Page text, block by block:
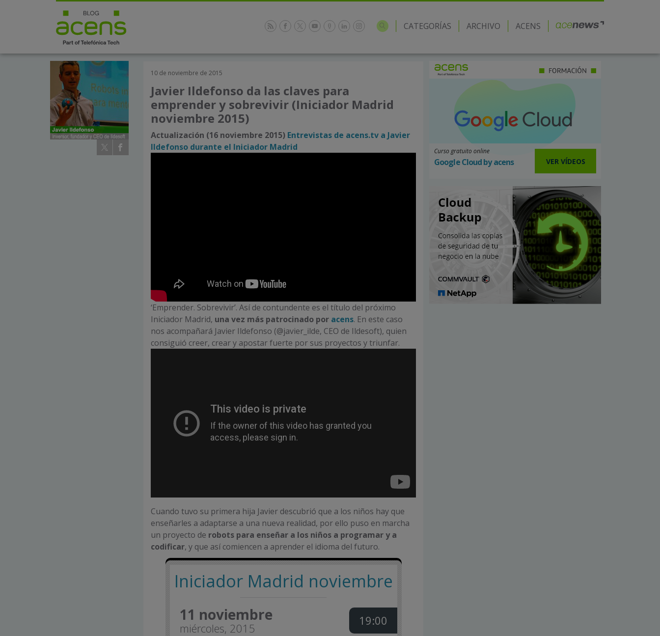
CATEGORÍAS ARCHIVO ACENS
10 de noviembre de 2015
Javier Ildefonso da las claves para
emprender y sobrevivir (Iniciador Madrid
noviembre 2015)
Actualización (16 noviembre 2015) Entrevistas de acens.tv a Javier
Ildefonso durante el Iniciador Madrid
‘Emprender. Sobrevivir’. Así de contundente es el título del próximo
Iniciador Madrid, una vez más patrocinado por acens. En este caso
nos acompañará Javier Ildefonso (@javier_ilde, CEO de Ildesoft), quien
consiguió creer, crear y apostar fuerte por sus proyectos y triunfar.
Cuando tuvo su primera hija Javier descubrió que a los niños hay que
enseñarles a adaptarse a una nueva realidad, por ello puso en marcha
un proyecto de robots para enseñar a los niños a programar y a
codificar, y que así comiencen a aprender el idioma del futuro.
Iniciador Madrid noviembre
11 noviembre
miércoles, 2015
19:00
Curso gratuito online
Google Cloud by acens VER VÍDEOS